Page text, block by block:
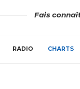
Fais
RADIO CHARTS